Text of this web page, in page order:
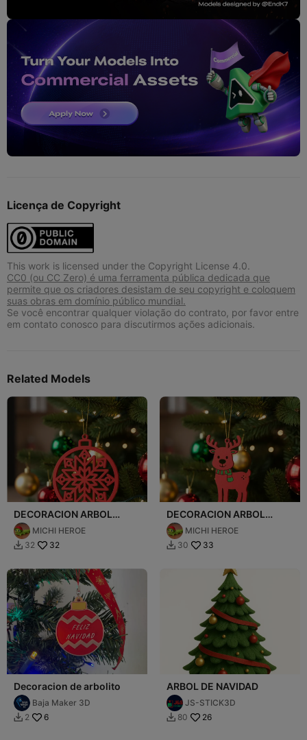
Licença de Copyright
This work is licensed under the Copyright License 4.0.
CC0 (ou CC Zero) é uma ferramenta pública dedicada que
permite que os criadores desistam de seu copyright e coloquem
suas obras em domínio público mundial.
Se você encontrar qualquer violação do contrato, por favor entre
em contato conosco para discutirmos ações adicionais.
Related Models
DECORACION ARBOL
NAVIDAD
MICHI HEROE
 32 32
DECORACION ARBOL
NAVIDAD
MICHI HEROE
 30 33
Decoracion de arbolito
Baja Maker 3D
 2 6
ARBOL DE NAVIDAD
JS-STICK3D
 80 26